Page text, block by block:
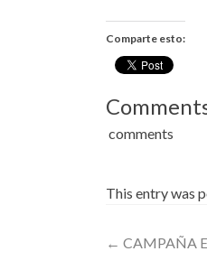
Comparte esto:
comments
This entry was
Post
← CAMPAÑA